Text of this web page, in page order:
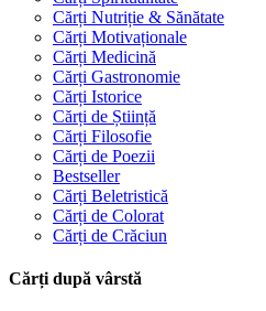
Cărți Nutriție & Sănătate
Cărți Motivaționale
Cărți Medicină
Cărți Gastronomie
Cărți Istorice
Cărți de Știință
Cărți Filosofie
Cărți de Poezii
Bestseller
Cărți Beletristică
Cărți de Colorat
Cărți de Crăciun
Cărți după vârstă